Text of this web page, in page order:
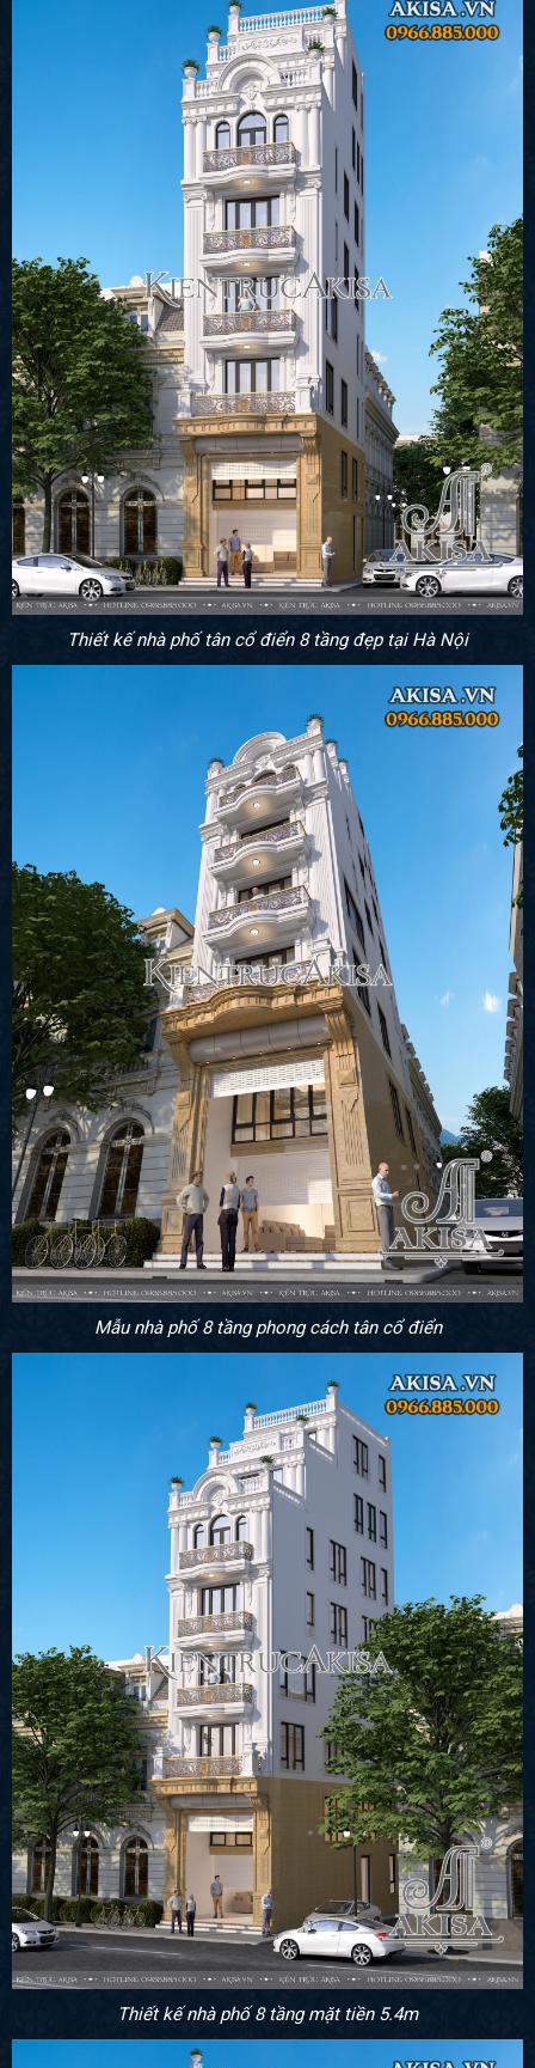
Thiết kế nhà phố tân cổ điển 8 tầng đẹp tại Hà Nội
Mẫu nhà phố 8 tầng phong cách tân cổ điển
Thiết kế nhà phố 8 tầng mặt tiền 5.4m